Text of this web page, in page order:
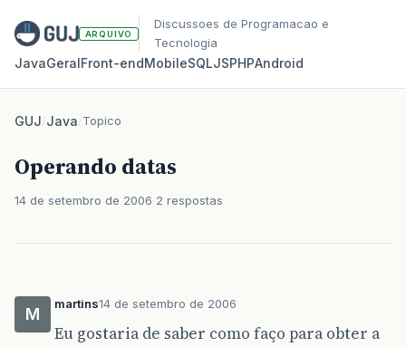
ARQUIVO
Discussoes de Programacao e
Tecnologia
JavaGeralFront‑endMobileSQLJSPHPAndroid
GUJ/Java/Topico
Operando datas
14 de setembro de 2006 2 respostas
M
martins14 de setembro de 2006
Eu gostaria de saber como faço para obter a